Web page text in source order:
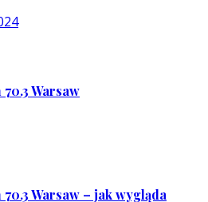
Warsaw
Warsaw – jak wygląda